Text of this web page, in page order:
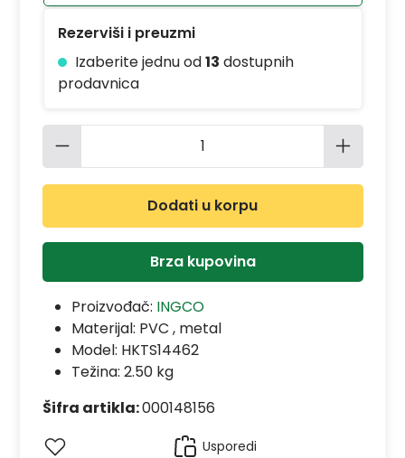
Rezerviši i preuzmi
Izaberite jednu od13 dostupnih
prodavnica
Količina proizvoda: Unesite
Dodati u korpu
Brza kupovina
Proizvođač: INGCO
Materijal: PVC , metal
Model: HKTS14462
Težina: 2.50 kg
Šifra artikla:000148156
Usporedi